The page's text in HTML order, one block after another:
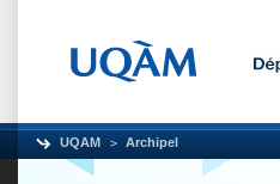
UQAM Archipel